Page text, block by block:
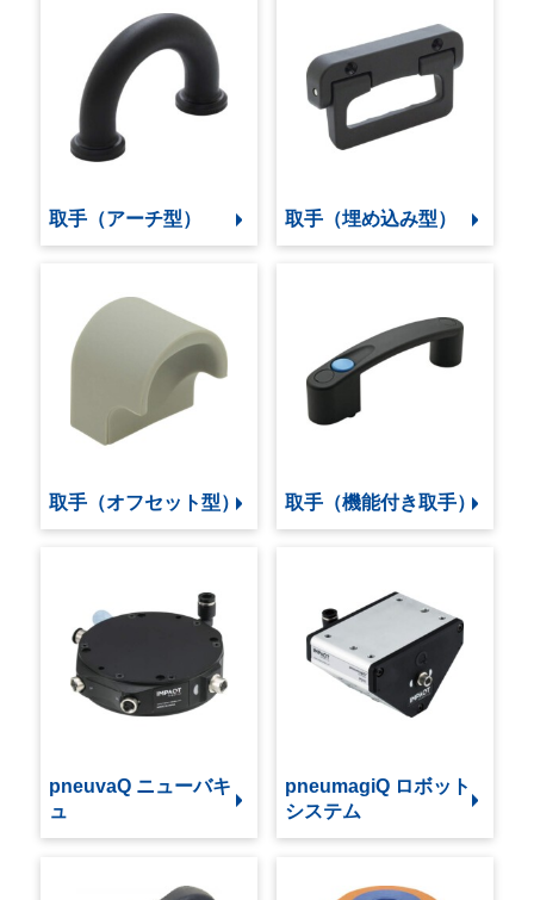
取手（アーチ型） 取手（埋め込み型）
取手（オフセット型） 取手（機能付き取手）
pneuvaQ ニューバキ
ュ
pneumagiQ ロボット
システム